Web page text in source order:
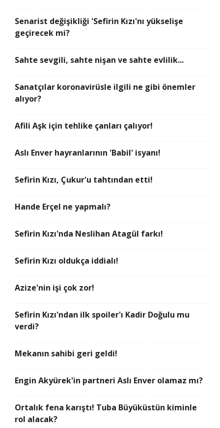
Senarist değişikliği 'Sefirin Kızı'nı yükselişe
geçirecek mi?
Sahte sevgili, sahte nişan ve sahte evlilik...
Sanatçılar koronavirüsle ilgili ne gibi önemler
alıyor?
Afili Aşk için tehlike çanları çalıyor!
Aslı Enver hayranlarının 'Babil' isyanı!
Sefirin Kızı, Çukur'u tahtından etti!
Hande Erçel ne yapmalı?
Sefirin Kızı'nda Neslihan Atagül farkı!
Sefirin Kızı oldukça iddialı!
Azize'nin işi çok zor!
Sefirin Kızı'ndan ilk spoiler'ı Kadir Doğulu mu
verdi?
Mekanın sahibi geri geldi!
Engin Akyürek'in partneri Aslı Enver olamaz mı?
Ortalık fena karıştı! Tuba Büyüküstün kiminle
rol alacak?